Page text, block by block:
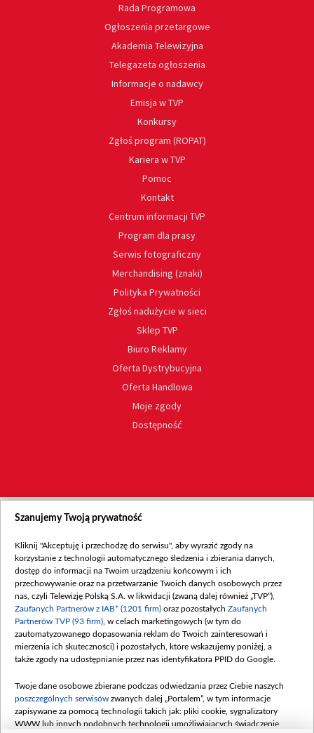
Rada Programowa
Ogłoszenia przetargowe
Akademia Telewizyjna
Telegazeta ogłoszenia
Informacje o nadawcy
Emisja w TVP
Konkursy
Zgłoś program (ROPAT)
Kariera w TVP
Pomoc
Kontakt
Centrum informacji TVP
Program dla prasy
Serwis fotograficzny
Merchandising (znaki)
Polityka Prywatności
Zgłoś nadużycie w sieci
Sklep TVP
Biuro Reklamy
Oferta Dystrybucyjna
Oferta Handlowa
Moje zgody
Dostępność
Szanujemy Twoją prywatność
Kliknij "Akceptuję i przechodzę do serwisu", aby wyrazić zgody na
korzystanie z technologii automatycznego śledzenia i zbierania danych,
dostęp do informacji na Twoim urządzeniu końcowym i ich
przechowywanie oraz na przetwarzanie Twoich danych osobowych przez
nas, czyli Telewizję Polską S.A. w likwidacji (zwaną dalej również „TVP”),
Zaufanych Partnerów z IAB* (1201 firm) oraz pozostałych Zaufanych
Partnerów TVP (93 firm) , w celach marketingowych (w tym do
zautomatyzowanego dopasowania reklam do Twoich zainteresowań i
mierzenia ich skuteczności) i pozostałych, które wskazujemy poniżej, a
także zgody na udostępnianie przez nas identyfikatora PPID do Google.
Twoje dane osobowe zbierane podczas odwiedzania przez Ciebie naszych
poszczególnych serwisów zwanych dalej „Portalem”, w tym informacje
zapisywane za pomocą technologii takich jak: pliki cookie, sygnalizatory
WWW lub innych podobnych technologii umożliwiających świadczenie